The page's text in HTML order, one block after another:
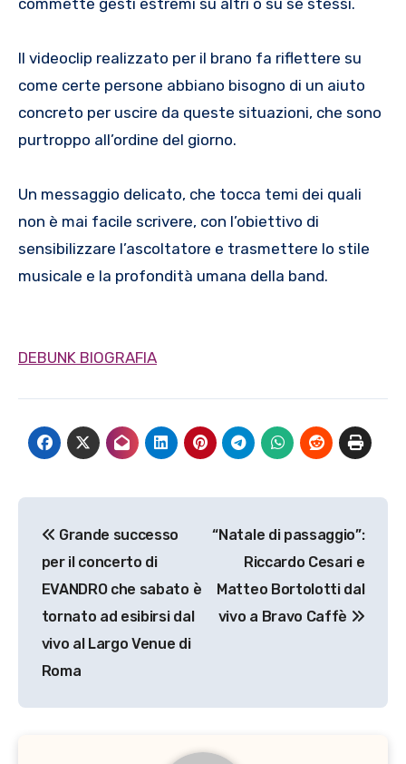
Il videoclip realizzato per il brano fa riflettere su
come certe persone abbiano bisogno di un aiuto
concreto per uscire da queste situazioni, che sono
purtroppo all’ordine del giorno.
Un messaggio delicato, che tocca temi dei quali
non è mai facile scrivere, con l’obiettivo di
sensibilizzare l’ascoltatore e trasmettere lo stile
musicale e la profondità umana della band.
DEBUNK BIOGRAFIA
articoli
Grande successo
per il concerto di
EVANDRO che sabato è
tornato ad esibirsi dal
vivo al Largo Venue di
Roma
“Natale di passaggio”:
Riccardo Cesari e
Matteo Bortolotti dal
vivo a Bravo Caffè